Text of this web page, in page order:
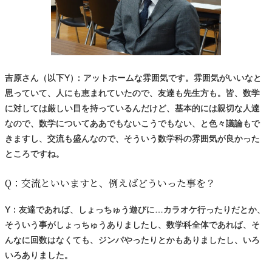
吉原さん（以下Y） ：アットホームな雰囲気です。雰囲気がいいなと
思っていて、人にも恵まれていたので、友達も先生方も。皆、数学
に対しては厳しい目を持っているんだけど、基本的には親切な人達
なので、数学についてああでもないこうでもない、と色々議論もで
きますし、交流も盛んなので、そういう数学科の雰囲気が良かった
ところですね。
Q： 交流といいますと、 例えばどういった事を？
Y：友達であれば、しょっちゅう遊びに…カラオケ行ったりだとか、
そういう事がしょっちゅうありましたし、数学科全体であれば、そ
んなに回数はなくても、ジンパやったりとかもありましたし、いろ
いろありました。